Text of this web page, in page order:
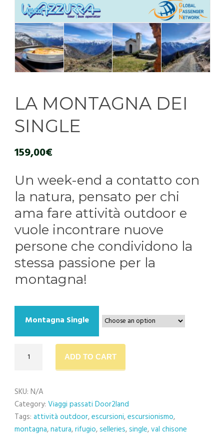
LA MONTAGNA DEI
SINGLE
159,00€
Un week-end a contatto con
la natura, pensato per chi
ama fare attività outdoor e
vuole incontrare nuove
persone che condividono la
stessa passione per la
montagna!
Montagna Single
MONTAGNA
SINGLE
quantity
ADD TO CART
SKU: N/A
Category: Viaggi passati Door2land
Tags: attività outdoor,escursioni,escursionismo,
montagna,natura,rifugio,selleries,single,val chisone